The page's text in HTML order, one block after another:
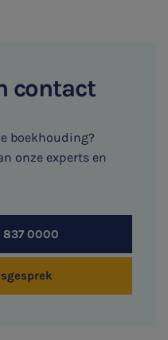
contact
boekhouding?
onze experts en
837 0000